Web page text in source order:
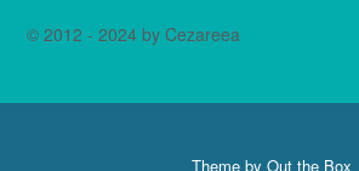
© 2012 - 2024 by Cezareea
Theme by Out the Box